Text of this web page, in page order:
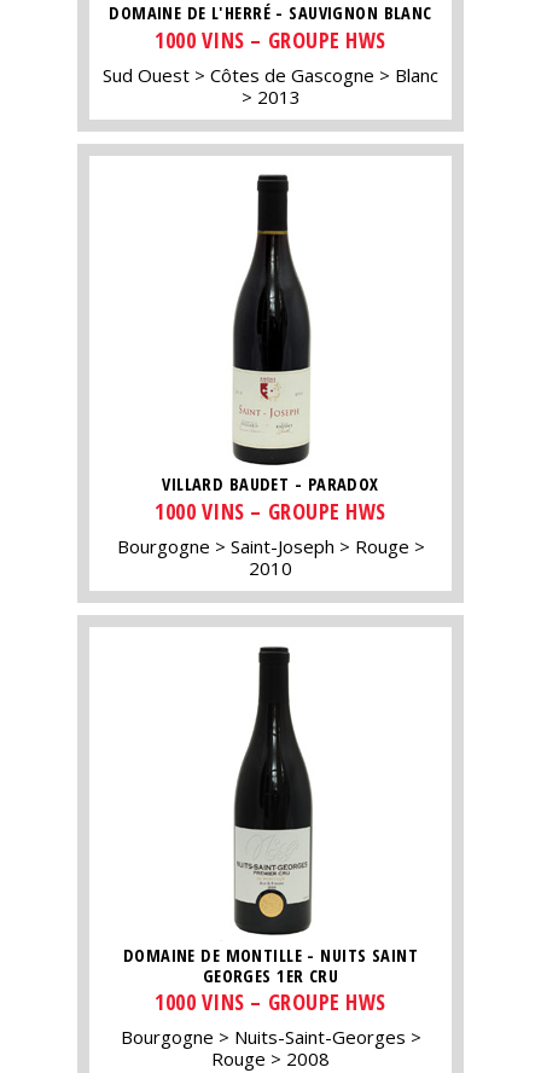
DOMAINE DE L'HERRÉ - SAUVIGNON BLANC
1000 VINS – GROUPE HWS
Sud Ouest Côtes de Gascogne
Blanc
2013
VILLARD BAUDET - PARADOX
1000 VINS – GROUPE HWS
Bourgogne Saint-Joseph
Rouge
2010
DOMAINE DE MONTILLE - NUITS SAINT
GEORGES 1ER CRU
1000 VINS – GROUPE HWS
Bourgogne
Nuits-Saint-Georges
Rouge
2008